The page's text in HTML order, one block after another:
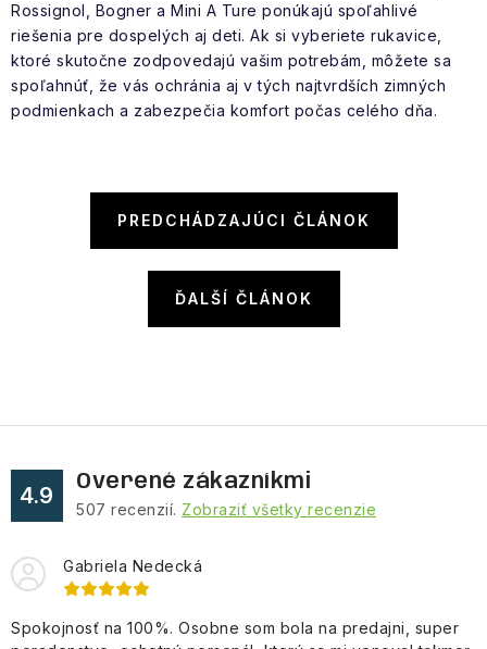
Rossignol, Bogner a Mini A Ture ponúkajú spoľahlivé
riešenia pre dospelých aj deti. Ak si vyberiete rukavice,
ktoré skutočne zodpovedajú vašim potrebám, môžete sa
spoľahnúť, že vás ochránia aj v tých najtvrdších zimných
podmienkach a zabezpečia komfort počas celého dňa.
PREDCHÁDZAJÚCI ČLÁNOK
ĎALŠÍ ČLÁNOK
4.9
Overené zákazníkmi
507 recenzií. Zobraziť všetky recenzie
Gabriela Nedecká
Spokojnosť na 100%. Osobne som bola na predajni, super